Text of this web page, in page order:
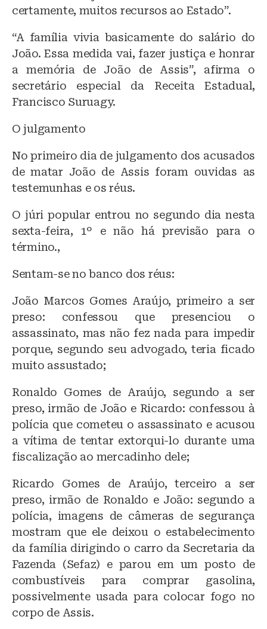
certamente, muitos recursos ao Estado”.
“A família vivia basicamente do salário do
João. Essa medida vai, fazer justiça e honrar
a memória de João de Assis”, afirma o
secretário especial da Receita Estadual,
Francisco Suruagy.
O julgamento
No primeiro dia de julgamento dos acusados
de matar João de Assis foram ouvidas as
testemunhas e os réus.
O júri popular entrou no segundo dia nesta
sexta-feira, 1º e não há previsão para o
término.,
Sentam-se no banco dos réus:
João Marcos Gomes Araújo, primeiro a ser
preso: confessou que presenciou o
assassinato, mas não fez nada para impedir
porque, segundo seu advogado, teria ficado
muito assustado;
Ronaldo Gomes de Araújo, segundo a ser
preso, irmão de João e Ricardo: confessou à
polícia que cometeu o assassinato e acusou
a vítima de tentar extorqui-lo durante uma
fiscalização ao mercadinho dele;
Ricardo Gomes de Araújo, terceiro a ser
preso, irmão de Ronaldo e João: segundo a
polícia, imagens de câmeras de segurança
mostram que ele deixou o estabelecimento
da família dirigindo o carro da Secretaria da
Fazenda (Sefaz) e parou em um posto de
combustíveis para comprar gasolina,
possivelmente usada para colocar fogo no
corpo de Assis.